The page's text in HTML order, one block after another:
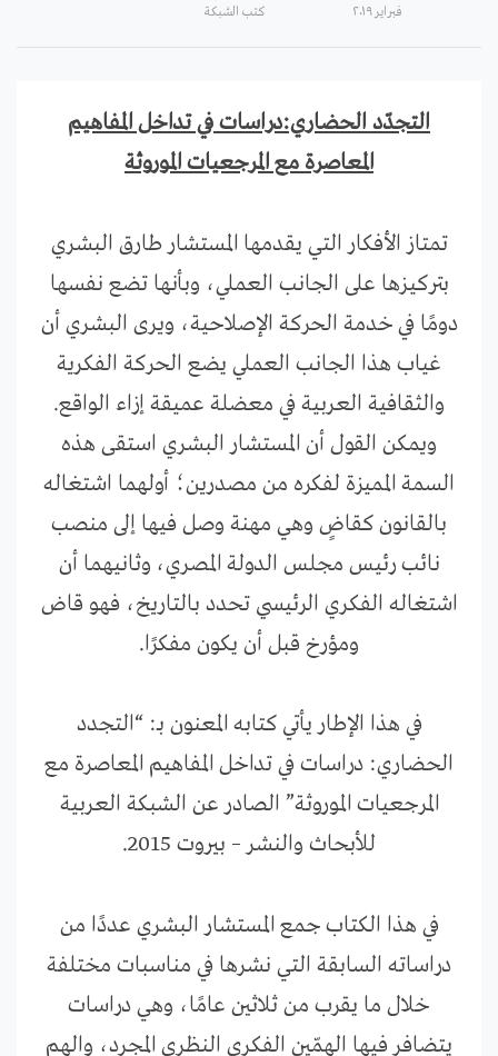
فبراير ۲۰۱۹
كتب الشبكة
التجدّد الحضاري:دراسات في تداخل المفاهيم
المعاصرة مع المرجعيات الموروثة
تمتاز الأفكار التي يقدمها المستشار طارق البشري
بتركيزها على الجانب العملي، وبأنها تضع نفسها
دومًا في خدمة الحركة الإصلاحية، ويرى البشري أن
غياب هذا الجانب العملي يضع الحركة الفكرية
والثقافية العربية في معضلة عميقة إزاء الواقع.
ويمكن القول أن المستشار البشري استقى هذه
السمة المميزة لفكره من مصدرين؛ أولهما اشتغاله
بالقانون كقاضٍ وهي مهنة وصل فيها إلى منصب
نائب رئيس مجلس الدولة المصري، وثانيهما أن
اشتغاله الفكري الرئيسي تحدد بالتاريخ، فهو قاض
ومؤرخ قبل أن يكون مفكرًا.
في هذا الإطار يأتي كتابه المعنون بـ: “التجدد
الحضاري: دراسات في تداخل المفاهيم المعاصرة مع
المرجعيات الموروثة” الصادر عن الشبكة العربية
للأبحاث والنشر – بيروت 2015.
في هذا الكتاب جمع المستشار البشري عددًا من
دراساته السابقة التي نشرها في مناسبات مختلفة
خلال ما يقرب من ثلاثين عامًا، وهي دراسات
يتضافر فيها الهمّين الفكري النظري المجرد، والهم